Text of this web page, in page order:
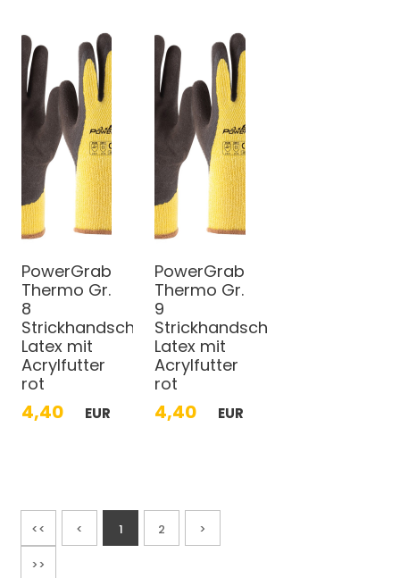
PowerGrab
Thermo Gr.
8
Strickhandschuhe
Latex mit
Acrylfutter
rot
4,40 EUR
PowerGrab
Thermo Gr.
9
Strickhandschuhe
Latex mit
Acrylfutter
rot
4,40 EUR
<< < 1 2 >
>>